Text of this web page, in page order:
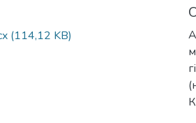
(114,12 KB)